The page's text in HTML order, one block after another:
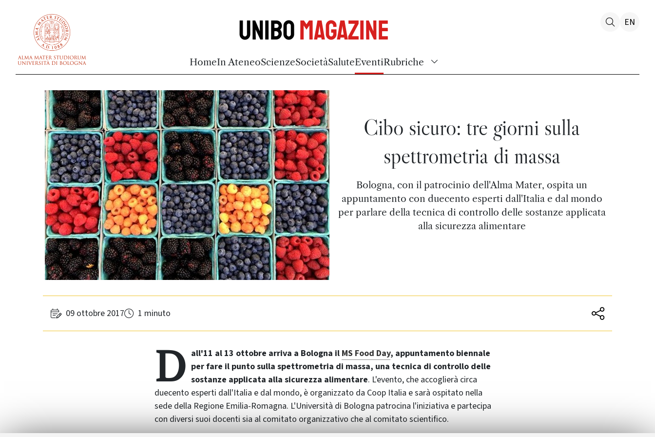
UniboMagazine
HomeIn AteneoScienzeSocietàSaluteEventiRubriche
EN
Cibo sicuro: tre giorni sulla
spettrometria di massa
Bologna, con il patrocinio dell'Alma Mater, ospita un
appuntamento con duecento esperti dall'Italia e dal mondo
per parlare della tecnica di controllo delle sostanze applicata
alla sicurezza alimentare
09 ottobre 2017 1 minuto
D all'11 al 13 ottobre arriva a Bologna il MS Food Day, appuntamento biennale
per fare il punto sulla spettrometria di massa, una tecnica di controllo delle
sostanze applicata alla sicurezza alimentare. L'evento, che accoglierà circa
duecento esperti dall'Italia e dal mondo, è organizzato da Coop Italia e sarà ospitato nella
sede della Regione Emilia-Romagna. L'Università di Bologna patrocina l'iniziativa e partecipa
con diversi suoi docenti sia al comitato organizzativo che al comitato scientifico.